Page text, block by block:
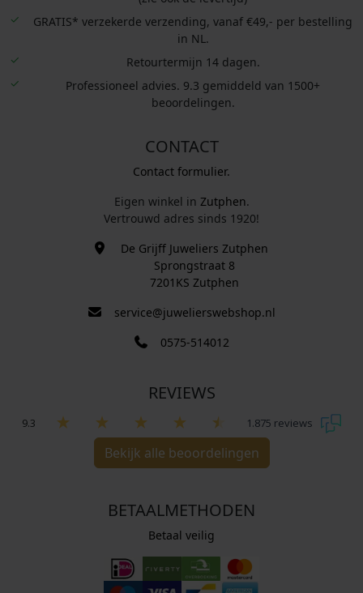
GRATIS* verzekerde verzending, vanaf €49,- per bestelling
in NL.
Retourtermijn 14 dagen.
Professioneel advies. 9.3 gemiddeld van 1500+
beoordelingen.
CONTACT
Contact formulier.
Eigen winkel in Zutphen.
Vertrouwd adres sinds 1920!
De Grijff Juweliers Zutphen
Sprongstraat 8
7201KS Zutphen
service@juwelierswebshop.nl
0575-514012
REVIEWS
9.3 1.875 reviews
Bekijk alle beoordelingen
BETAALMETHODEN
Betaal veilig